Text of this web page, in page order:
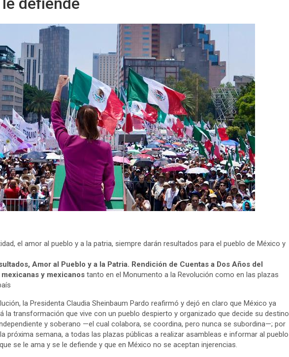
el amor al pueblo y a la patria, siempre darán resultados para el pueblo de México y
Amor al Pueblo y a la Patria. Rendición de Cuentas a Dos Años del
y mexicanos tanto en el Monumento a la Revolución como en las plazas
la Presidenta Claudia Sheinbaum Pardo reafirmó y dejó en claro que México ya
la transformación que vive con un pueblo despierto y organizado que decide su destino
y soberano —el cual colabora, se coordina, pero nunca se subordina—; por
próxima semana, a todas las plazas públicas a realizar asambleas e informar al pueblo
se le ama y se le defiende y que en México no se aceptan injerencias.